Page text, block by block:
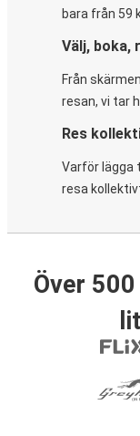
bara från 59
Välj, boka,
Från
resan, vi tar
Res
Varför lägga
resa
Över